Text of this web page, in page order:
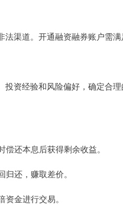
渠道。开通融资融券账户需满
资经验和风险偏好，确定合
还本息后获得剩余收益。
还，赚取差价。
金进行交易。